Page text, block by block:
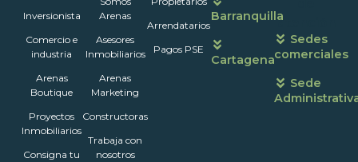
Inversionista
Comercio e
industria
Arenas
Boutique
Proyectos
Inmobiliarios
Consigna tu
Arenas
Asesores
Inmobiliarios
Arenas
Marketing
Constructoras
Trabaja con
nosotros
Arrendatarios
Pagos PSE
Barranquilla
Cartagena
atención
Sedes
comerciales
Sede